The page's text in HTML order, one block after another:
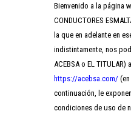
Bienvenido a la página
CONDUCTORES
la que en adelante en
indistintamente, nos
ACEBSA o EL TITULAR)
https://acebsa.com/
continuación, le
condiciones de uso de